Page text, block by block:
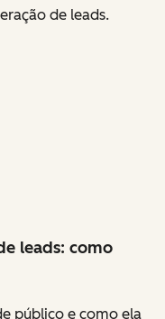
de leads.
leads: como
público e como ela